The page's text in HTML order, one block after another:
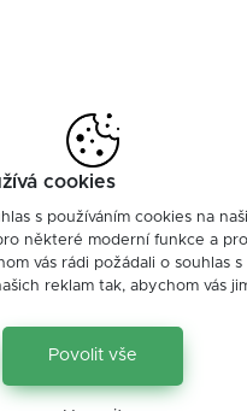
cookies
s používáním cookies na
některé moderní funkce a
vás rádi požádali o souhlas
reklam tak, abychom vás
Povolit vše